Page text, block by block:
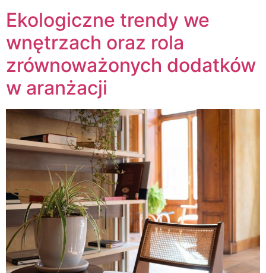
Ekologiczne trendy we
wnętrzach oraz rola
zrównoważonych dodatków
w aranżacji